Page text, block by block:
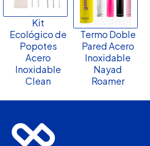
Kit
Ecológico de
Popotes
Acero
Inoxidable
Clean
Termo Doble
Pared Acero
Inoxidable
Nayad
Roamer